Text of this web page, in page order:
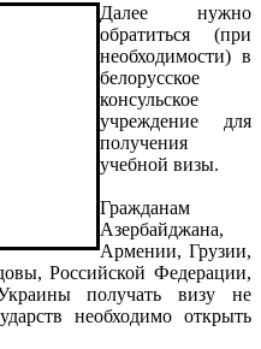
Далее нужно
обратиться (при
необходимости) в
белорусское
консульское
учреждение для
получения
учебной визы.
Гражданам
Азербайджана,
Армении, Грузии,
Российской Федерации,
получать визу не
необходимо открыть